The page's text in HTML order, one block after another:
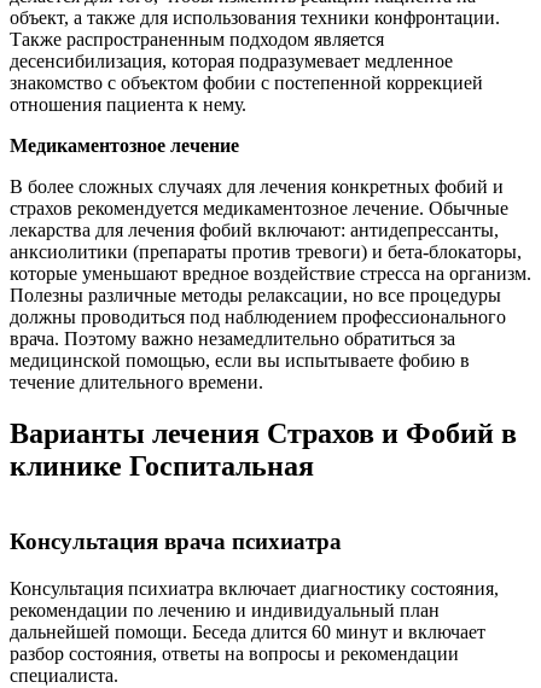
объект, а также для использования техники конфронтации.
Также распространенным подходом является
десенсибилизация, которая подразумевает медленное
знакомство с объектом фобии с постепенной коррекцией
отношения пациента к нему.
Медикаментозное лечение
В более сложных случаях для лечения конкретных фобий и
страхов рекомендуется медикаментозное лечение. Обычные
лекарства для лечения фобий включают: антидепрессанты,
анксиолитики (препараты против тревоги) и бета-блокаторы,
которые уменьшают вредное воздействие стресса на организм.
Полезны различные методы релаксации, но все процедуры
должны проводиться под наблюдением профессионального
врача. Поэтому важно незамедлительно обратиться за
медицинской помощью, если вы испытываете фобию в
течение длительного времени.
Варианты лечения Страхов и Фобий в
клинике Госпитальная
Консультация врача психиатра
Консультация психиатра включает диагностику состояния,
рекомендации по лечению и индивидуальный план
дальнейшей помощи. Беседа длится 60 минут и включает
разбор состояния, ответы на вопросы и рекомендации
специалиста.